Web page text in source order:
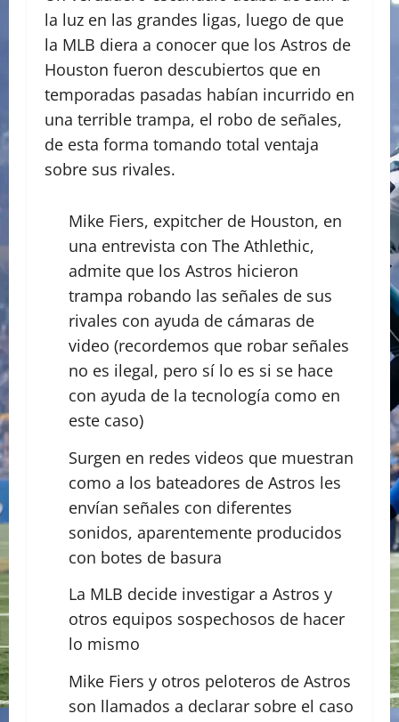
la luz en las grandes ligas, luego de que
la MLB diera a conocer que los Astros de
Houston fueron descubiertos que en
temporadas pasadas habían incurrido en
una terrible trampa, el robo de señales,
de esta forma tomando total ventaja
sobre sus rivales.
Mike Fiers, expitcher de Houston, en
una entrevista con The Athlethic,
admite que los Astros hicieron
trampa robando las señales de sus
rivales con ayuda de cámaras de
video (recordemos que robar señales
no es ilegal, pero sí lo es si se hace
con ayuda de la tecnología como en
este caso)
Surgen en redes videos que muestran
como a los bateadores de Astros les
envían señales con diferentes
sonidos, aparentemente producidos
con botes de basura
La MLB decide investigar a Astros y
otros equipos sospechosos de hacer
lo mismo
Mike Fiers y otros peloteros de Astros
son llamados a declarar sobre el caso